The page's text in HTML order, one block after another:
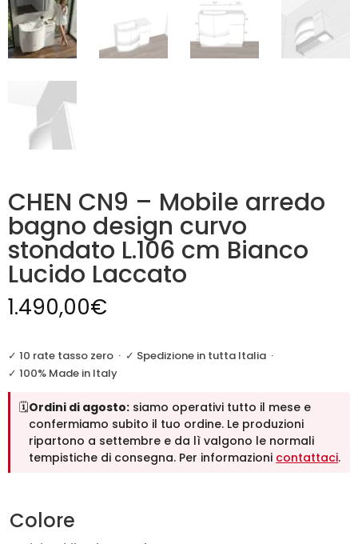
CHEN CN9 – Mobile arredo
bagno design curvo
stondato L.106 cm Bianco
Lucido Laccato
1.490,00€
✓ 10 rate tasso zero · ✓ Spedizione in tutta Italia ·
✓ 100% Made in Italy
🗓️Ordini di agosto: siamo operativi tutto il mese e
confermiamo subito il tuo ordine. Le produzioni
ripartono a settembre e da lì valgono le normali
tempistiche di consegna. Per informazioni contattaci.
Colore